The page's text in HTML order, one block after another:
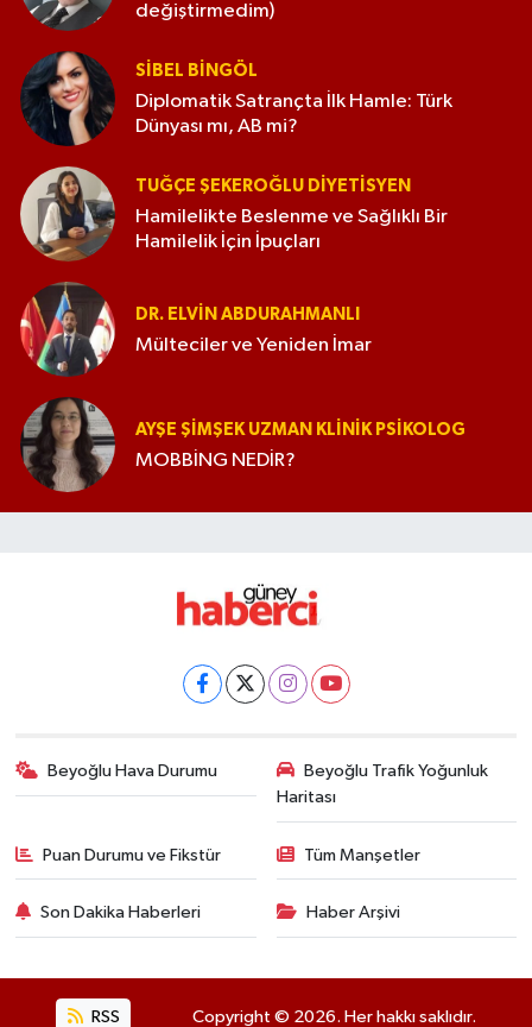
değiştirmedim)
SIBEL BINGÖL
Diplomatik Satrançta İlk Hamle: Türk
Dünyası mı, AB mi?
TUĞÇE ŞEKEROĞLU DIYETISYEN
Hamilelikte Beslenme ve Sağlıklı Bir
Hamilelik İçin İpuçları
DR. ELVIN ABDURAHMANLI
Mülteciler ve Yeniden İmar
AYŞE ŞIMŞEK UZMAN KLINIK PSIKOLOG
MOBBİNG NEDİR?
Beyoğlu Hava Durumu
Beyoğlu Trafik Yoğunluk
Haritası
Puan Durumu ve Fikstür Tüm Manşetler
Son Dakika Haberleri Haber Arşivi
RSS Copyright © 2026. Her hakkı saklıdır.